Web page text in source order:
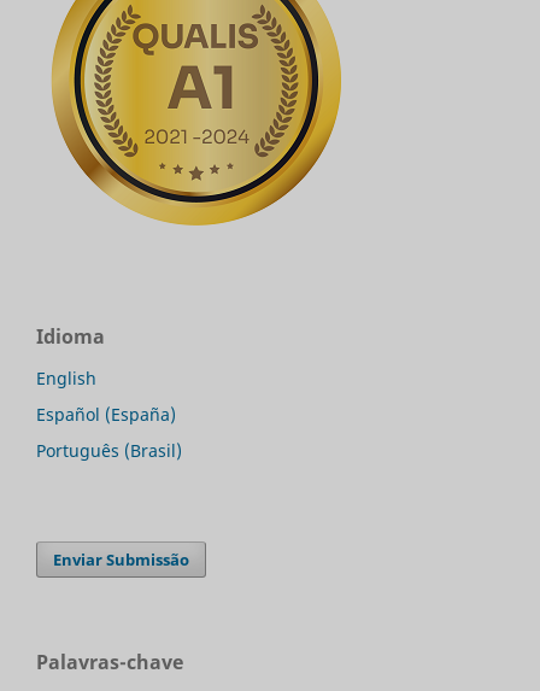
Idioma
English
Español (España)
Português (Brasil)
Enviar Submissão
Palavras-chave